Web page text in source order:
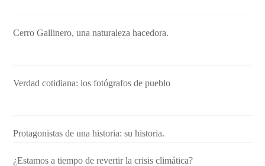
Cerro Gallinero, una naturaleza hacedora.
Verdad cotidiana: los fotógrafos de pueblo
Protagonistas de una historia: su historia.
¿Estamos a tiempo de revertir la crisis climática?